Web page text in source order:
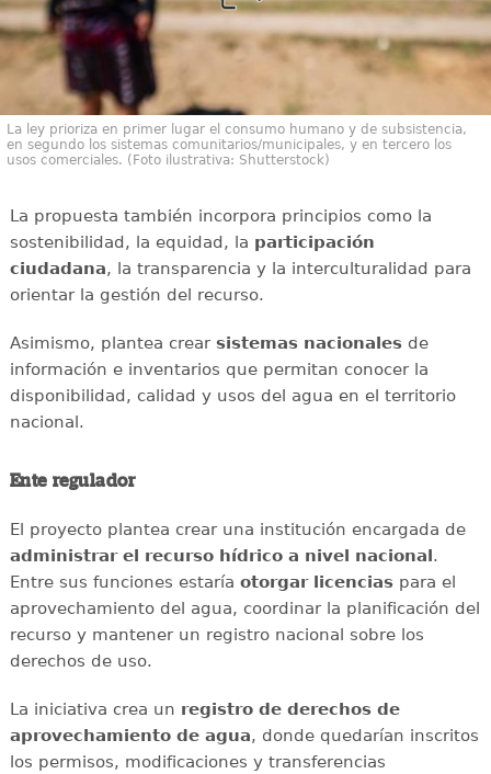
La ley prioriza en primer lugar el consumo humano y de subsistencia,
en segundo los sistemas comunitarios/municipales, y en tercero los
usos comerciales. (Foto ilustrativa: Shutterstock)
La propuesta también incorpora principios como la
sostenibilidad, la equidad, la participación
ciudadana, la transparencia y la interculturalidad para
orientar la gestión del recurso.
Asimismo, plantea crear sistemas nacionalesde
información e inventarios que permitan conocer la
disponibilidad, calidad y usos del agua en el territorio
nacional.
Ente regulador
El proyecto plantea crear una institución encargada de
administrar el recurso hídrico a nivel nacional.
Entre sus funciones estaría otorgar licenciaspara el
aprovechamiento del agua, coordinar la planificación del
recurso y mantener un registro nacional sobre los
derechos de uso.
La iniciativa crea un registro de derechos de
aprovechamiento de agua, donde quedarían inscritos
los permisos, modificaciones y transferencias